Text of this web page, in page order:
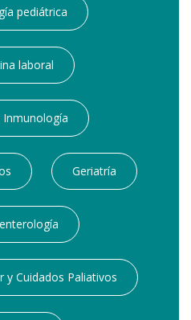
pediátrica
laboral
Inmunología
Geriatría
y Cuidados Paliativos